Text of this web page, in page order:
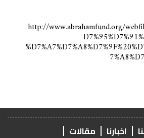
http://www.abrahamfund.org/
اخبارنا مقالات